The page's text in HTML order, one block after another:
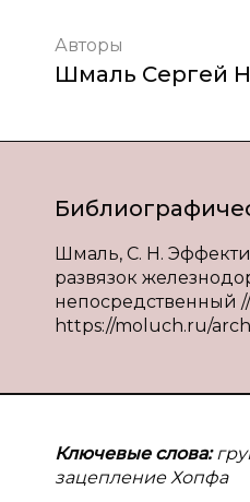
Авторы
Шмаль Сергей
Шмаль, С. Н.
развязок
непосредственный
https://moluch.ru/
Ключевые слова:
зацепление Хопфа